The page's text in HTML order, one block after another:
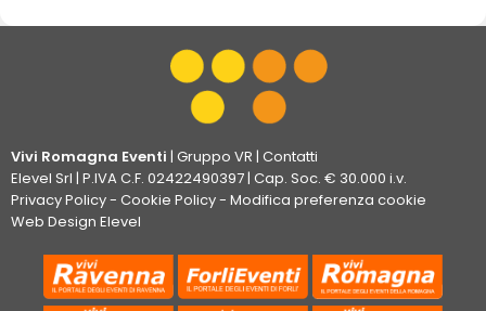
Vivi Romagna Eventi | Gruppo VR | Contatti
Elevel Srl | P.IVA C.F. 02422490397 | Cap. Soc. € 30.000 i.v.
Privacy Policy- Cookie Policy- Modifica preferenza cookie
Web Design Elevel